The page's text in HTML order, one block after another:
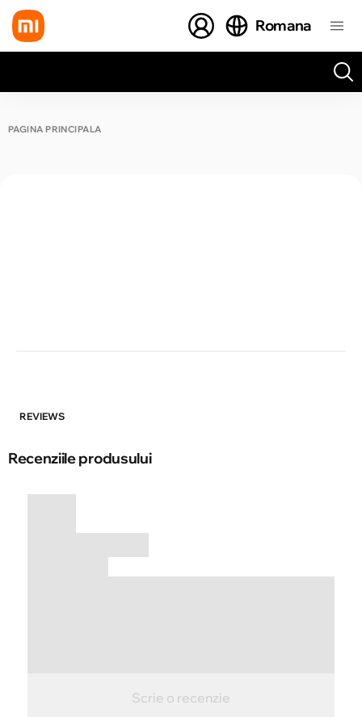
Romana
PAGINA PRINCIPALĂ
REVIEWS
Recenziile produsului
Scrie o recenzie